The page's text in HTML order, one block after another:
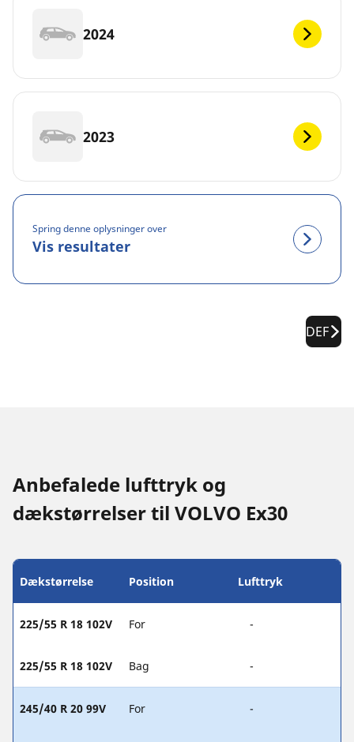
2024
2023
Spring denne oplysninger over
Vis resultater
DEF
Anbefalede lufttryk og
dækstørrelser til VOLVO Ex30
Dækstørrelse Position Lufttryk
225/55 R 18 102V For -
225/55 R 18 102V Bag -
245/40 R 20 99V For -